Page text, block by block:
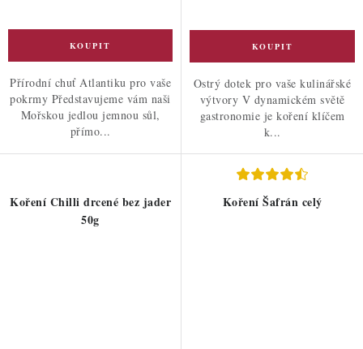
Přírodní chuť Atlantiku pro vaše
pokrmy Představujeme vám naši
Mořskou jedlou jemnou sůl,
přímo...
Ostrý dotek pro vaše kulinářské
výtvory V dynamickém světě
gastronomie je koření klíčem
k...
Koření Chilli drcené bez jader
50g
Koření Šafrán celý